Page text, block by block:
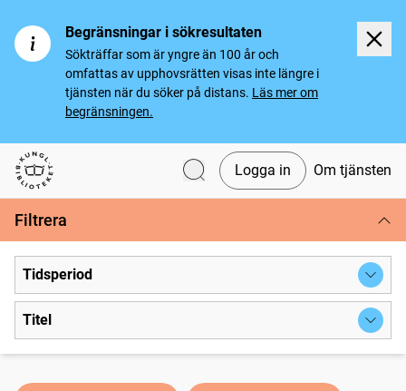
Begränsningar i sökresultaten
Sökträffar som är yngre än 100 år och
omfattas av upphovsrätten visas inte längre i
tjänsten när du söker på distans. Läs mer om
begränsningen.
Svenska tidningar
Logga in Om tjänsten
Filtrera
Tidsperiod
Titel